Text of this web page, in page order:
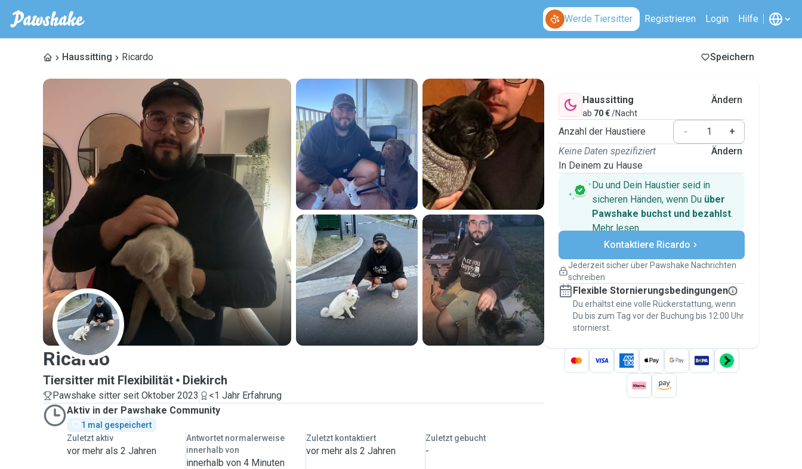
Werde Tiersitter Registrieren Login Hilfe
Haussitting Ricardo Speichern
R
Ricardo
Tiersitter mit Flexibilität Diekirch
Pawshake sitter seit Oktober 2023
<1 Jahr Erfahrung
Aktiv in der Pawshake Community
1 mal gespeichert
Zuletzt aktiv
vor mehr als 2 Jahren
Antwortet normalerweise
innerhalb von
innerhalb von 4 Minuten
Zuletzt kontaktiert
vor mehr als 2 Jahren
Zuletzt gebucht
-
Haussitting
ab 70 €/Nacht
Ändern
Anzahl der Haustiere -
+
Keine Daten spezifiziert
In Deinem zu Hause
Ändern
Du und Dein Haustier seid in
sicheren Händen, wenn Du über
Pawshake buchst und bezahlst.
Mehr lesenSichere Zahlungen
Unterstützung, falls sich Deine
Versicherte Buchungen
Erledige alles über Pawshake – von der
ersten Nachricht bis zur Bezahlung –, um
über die Pawshake-Garantieabgesichert zu
sein
Kontaktiere Ricardo
Jederzeit sicher über Pawshake Nachrichten
schreiben
Flexible Stornierungsbedingungen
Du erhältst eine volle Rückerstattung, wenn
Du bis zum Tag vor der Buchung bis 12:00 Uhr
stornierst.